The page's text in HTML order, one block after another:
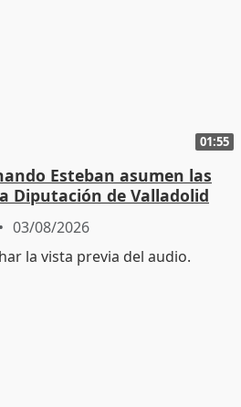
01:55
Esteban asumen las
Diputación de Valladolid
03/08/2026